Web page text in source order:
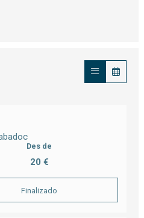
Des de
20 €
Finalizado